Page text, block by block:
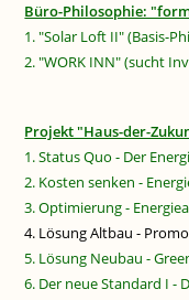
Büro-Philosophie:
1. "Solar Loft II" (Basis-
2. "WORK INN" (sucht
Projekt "Haus-der-
1. Status Quo - Der
2. Kosten senken -
3. Optimierung -
4. Lösung Altbau -
5. Lösung Neubau -
6. Der neue Standard I -